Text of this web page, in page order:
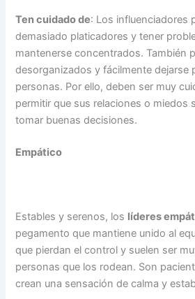
Ten cuidado de: Los influenciadores
demasiado platicadores y tener
mantenerse concentrados. También
desorganizados y fácilmente dejarse
personas. Por ello, deben ser muy
permitir que sus relaciones o miedos
tomar buenas decisiones.
Empático
Estables y serenos, los líderes
pegamento que mantiene unido al
que pierdan el control y suelen ser
personas que los rodean. Son
crean una sensación de calma y